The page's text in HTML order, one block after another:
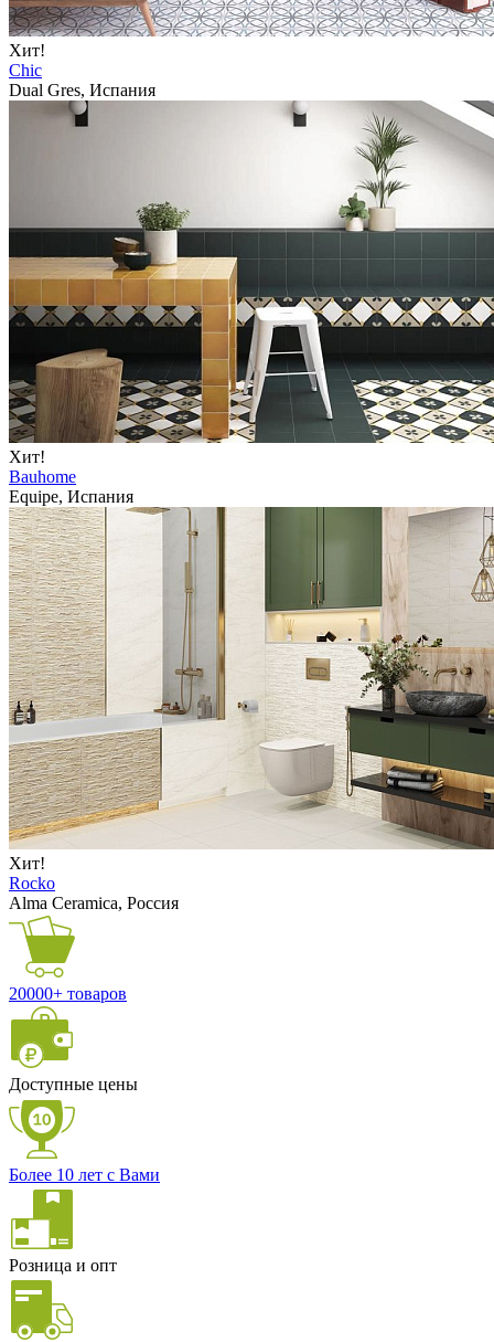
Хит!
Chic
Dual Gres, Испания
Хит!
Bauhome
Equipe, Испания
Хит!
Rocko
Alma Ceramica, Россия
20000+ товаров
Доступные цены
Более 10 лет с Вами
Розница и опт